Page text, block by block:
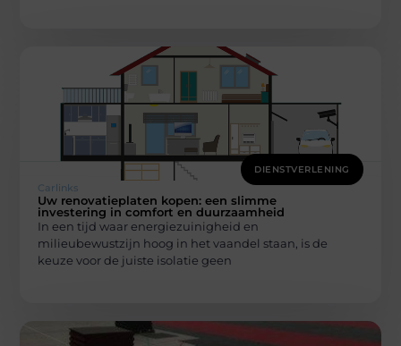
DIENSTVERLENING
Carlinks
Uw renovatieplaten kopen: een slimme
investering in comfort en duurzaamheid
In een tijd waar energiezuinigheid en
milieubewustzijn hoog in het vaandel staan, is de
keuze voor de juiste isolatie geen